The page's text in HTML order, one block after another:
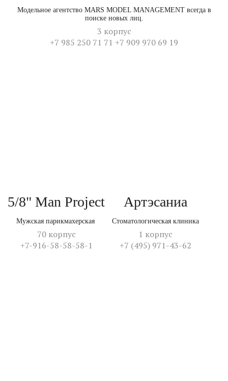
Модельное агентство MARS MODEL MANAGEMENT всегда в
поиске новых лиц.
3 корпус
+7 985 250 71 71 +7 909 970 69 19
5/8" Man Project
Мужская парикмахерская
70 корпус
+7-916-58-58-58-1
Артэсаниа
Стоматологическая клиника
1 корпус
+7 (495) 971-43-62